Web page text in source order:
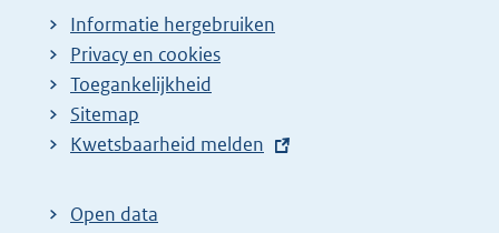
Informatie hergebruiken
Privacy en cookies
Toegankelijkheid
Sitemap
E
t
Kwetsbaarheid melden
Open data